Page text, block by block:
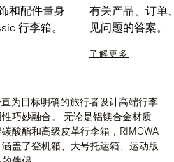
和配件量身
行李箱。
有关产品、订单
见问题的答案。
了解更多
为目标明确的旅行者设计高端行李
巧妙融合。 无论是铝镁合金材质
酸酯和高级皮革行李箱，RIMOWA
盖了登机箱、大号托运箱、运动版